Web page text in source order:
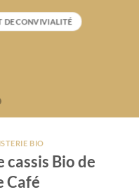
CONVIVIALITÉ
BIO
cassis Bio de
Café